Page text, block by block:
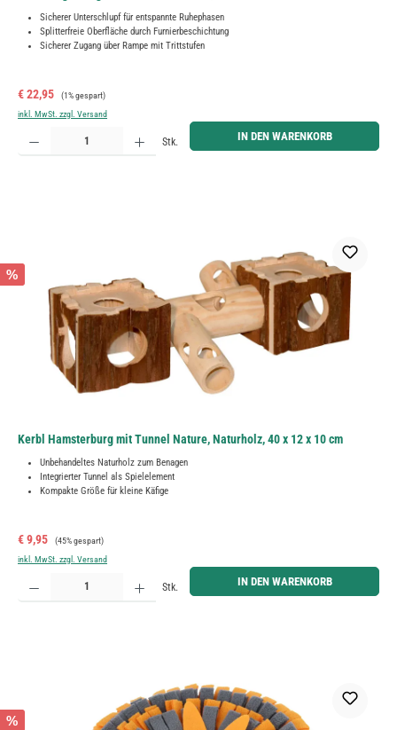
Sicherer Unterschlupf für entspannte Ruhephasen
Splitterfreie Oberfläche durch Furnierbeschichtung
Sicherer Zugang über Rampe mit Trittstufen
Verkaufspreis:
€ 22,95 Regulärer Preis:
(1% gespart)
inkl. MwSt. zzgl. Versand
Produkt Anzahl: Gib den gewünschten Wert ein oder benutze die Schaltflächen um die Anzahl zu
Stk. IN DEN WARENKORB
%
Kerbl Hamsterburg mit Tunnel Nature, Naturholz, 40 x 12 x 10 cm
Unbehandeltes Naturholz zum Benagen
Integrierter Tunnel als Spielelement
Kompakte Größe für kleine Käfige
Verkaufspreis:
€ 9,95 Regulärer Preis:
(45% gespart)
inkl. MwSt. zzgl. Versand
Produkt Anzahl: Gib den gewünschten Wert ein oder benutze die Schaltflächen um die Anzahl zu
Stk. IN DEN WARENKORB
%